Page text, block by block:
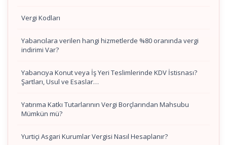
Vergi Kodları
Yabancılara verilen hangi hizmetlerde %80 oranında vergi
indirimi Var?
Yabancıya Konut veya İş Yeri Teslimlerinde KDV İstisnası?
Şartları, Usul ve Esaslar…
Yatırıma Katkı Tutarlarının Vergi Borçlarından Mahsubu
Mümkün mü?
Yurtiçi Asgari Kurumlar Vergisi Nasıl Hesaplanır?